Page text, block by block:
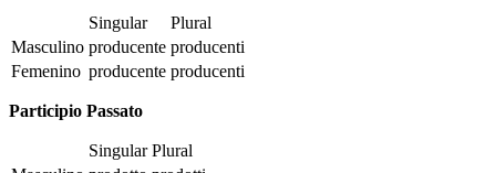
Singular
Plural
Masculino producente producenti
Femenino producente producenti
Participio Passato
Singular Plural